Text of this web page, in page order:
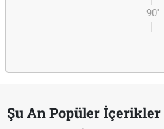
90'
Şu An Popüler İçerikler